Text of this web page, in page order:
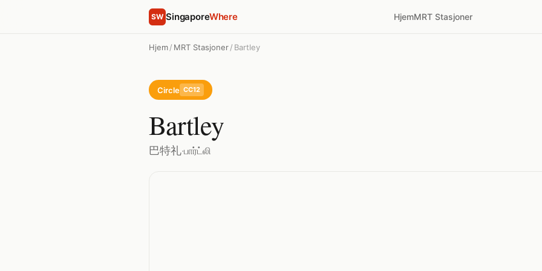
SW SingaporeWhere HjemMRT Stasjoner
Hjem/ MRT Stasjoner/ Bartley
Circle CC12
Bartley
巴特礼·பார்ட்லி